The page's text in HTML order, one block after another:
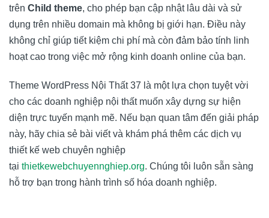
trên Child theme, cho phép bạn cập nhật lâu dài và sử
dụng trên nhiều domain mà không bị giới hạn. Điều này
không chỉ giúp tiết kiệm chi phí mà còn đảm bảo tính linh
hoạt cao trong việc mở rộng kinh doanh online của bạn.
Theme WordPress Nội Thất 37 là một lựa chọn tuyệt vời
cho các doanh nghiệp nội thất muốn xây dựng sự hiện
diện trực tuyến mạnh mẽ. Nếu bạn quan tâm đến giải pháp
này, hãy chia sẻ bài viết và khám phá thêm các dịch vụ
thiết kế web chuyên nghiệp
tại thietkewebchuyennghiep.org. Chúng tôi luôn sẵn sàng
hỗ trợ bạn trong hành trình số hóa doanh nghiệp.